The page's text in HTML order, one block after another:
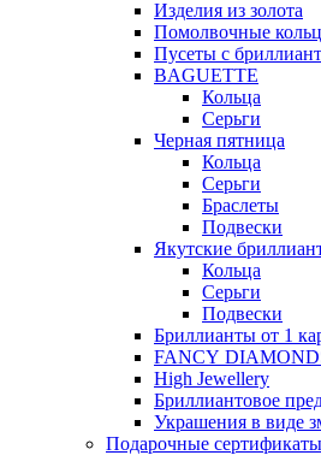
Изделия из золота
Помолвочные
Пусеты с
BAGUETTE
Кольца
Серьги
Черная пятница
Кольца
Серьги
Браслеты
Подвески
Якутские
Кольца
Серьги
Подвески
Бриллианты от 1
FANCY
High Jewellery
Бриллиантовое
Украшения в виде
Подарочные сертификаты